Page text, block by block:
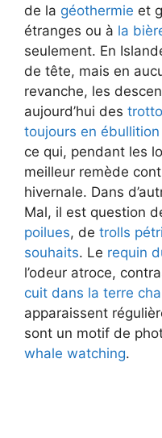
de la géothermie et
étranges ou à la
seulement. En
de tête, mais en
revanche, les
aujourd’hui des
toujours en ébullition
ce qui, pendant les
meilleur remède
hivernale. Dans
Mal, il est question
poilues, de trolls
souhaits. Le requin
l’odeur atroce,
cuit dans la terre
apparaissent
sont un motif de
whale watching.